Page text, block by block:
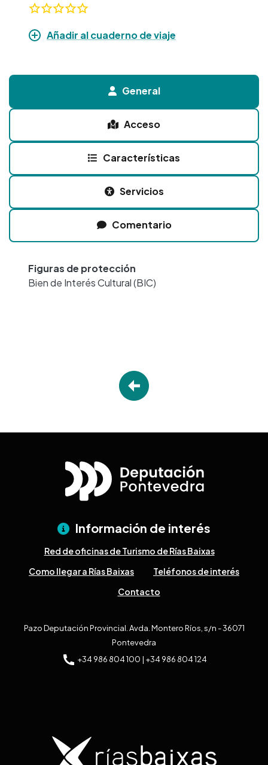
Añadir al cuaderno de viaje
General
Acceso
Características
Servicios
Comentario
Figuras de protección
Bien de Interés Cultural (BIC)
Información de interés
Red de oficinas de Turismo de Rías Baixas
Como llegar a Rías Baixas
Teléfonos de interés
Contacto
Pazo Deputación Provincial. Avda. Montero Ríos, s/n - 36071
Pontevedra
+34 986 804 100 | +34 986 804 124